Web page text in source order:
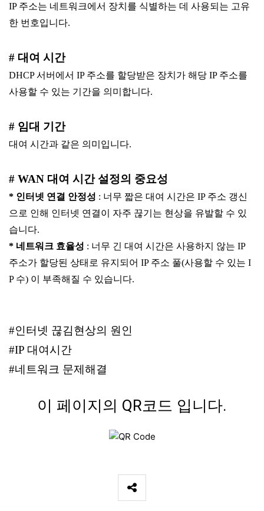
IP 주소는 네트워크에서 장치를 식별하는 데 사용되는 고유
한 번호입니다.
# 대여 시간
DHCP 서버에서 IP 주소를 할당받은 장치가 해당 IP 주소를
사용할 수 있는 기간을 의미합니다.
# 임대 기간
대여 시간과 같은 의미입니다.
# WAN 대여 시간 설정의 중요성
* 인터넷 연결 안정성 : 너무 짧은 대여 시간은 IP 주소 갱신
으로 인해 인터넷 연결이 자주 끊기는 현상을 유발할 수 있
습니다.
* 네트워크 효율성 : 너무 긴 대여 시간은 사용하지 않는 IP
주소가 할당된 상태로 유지되어 IP 주소 풀(사용할 수 있는 I
P 수) 이 부족해질 수 있습니다.
#인터넷 끊김현상의 원인
#IP 대여시간
#네트워크 문제해결
이 페이지의 QR코드 입니다.
SNS 공유